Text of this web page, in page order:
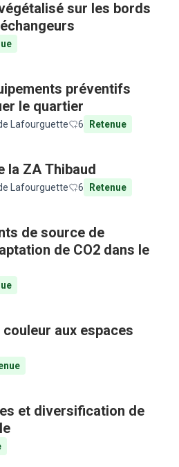
sur les bords
préventifs
le quartier
Lafourguette 6 Retenue
la ZA Thibaud
Lafourguette 6 Retenue
de source de
de CO2 dans le
aux espaces
et diversification de